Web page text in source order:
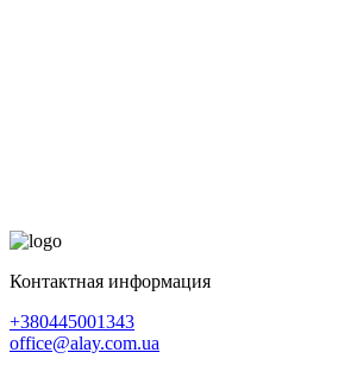
Контактная информация
+380445001343
office@alay.com.ua